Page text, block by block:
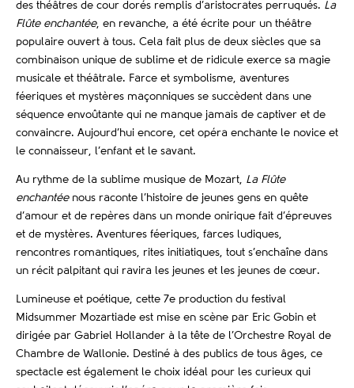
des théâtres de cour dorés remplis d’aristocrates perruqués. La
Flûte enchantée, en revanche, a été écrite pour un théâtre
populaire ouvert à tous. Cela fait plus de deux siècles que sa
combinaison unique de sublime et de ridicule exerce sa magie
musicale et théâtrale. Farce et symbolisme, aventures
féeriques et mystères maçonniques se succèdent dans une
séquence envoûtante qui ne manque jamais de captiver et de
convaincre. Aujourd’hui encore, cet opéra enchante le novice et
le connaisseur, l’enfant et le savant.
Au rythme de la sublime musique de Mozart, La Flûte
enchantéenous raconte l’histoire de jeunes gens en quête
d’amour et de repères dans un monde onirique fait d’épreuves
et de mystères. Aventures féeriques, farces ludiques,
rencontres romantiques, rites initiatiques, tout s’enchaîne dans
un récit palpitant qui ravira les jeunes et les jeunes de cœur.
Lumineuse et poétique, cette 7e production du festival
Midsummer Mozartiade est mise en scène par Eric Gobin et
dirigée par Gabriel Hollander à la tête de l’Orchestre Royal de
Chambre de Wallonie. Destiné à des publics de tous âges, ce
spectacle est également le choix idéal pour les curieux qui